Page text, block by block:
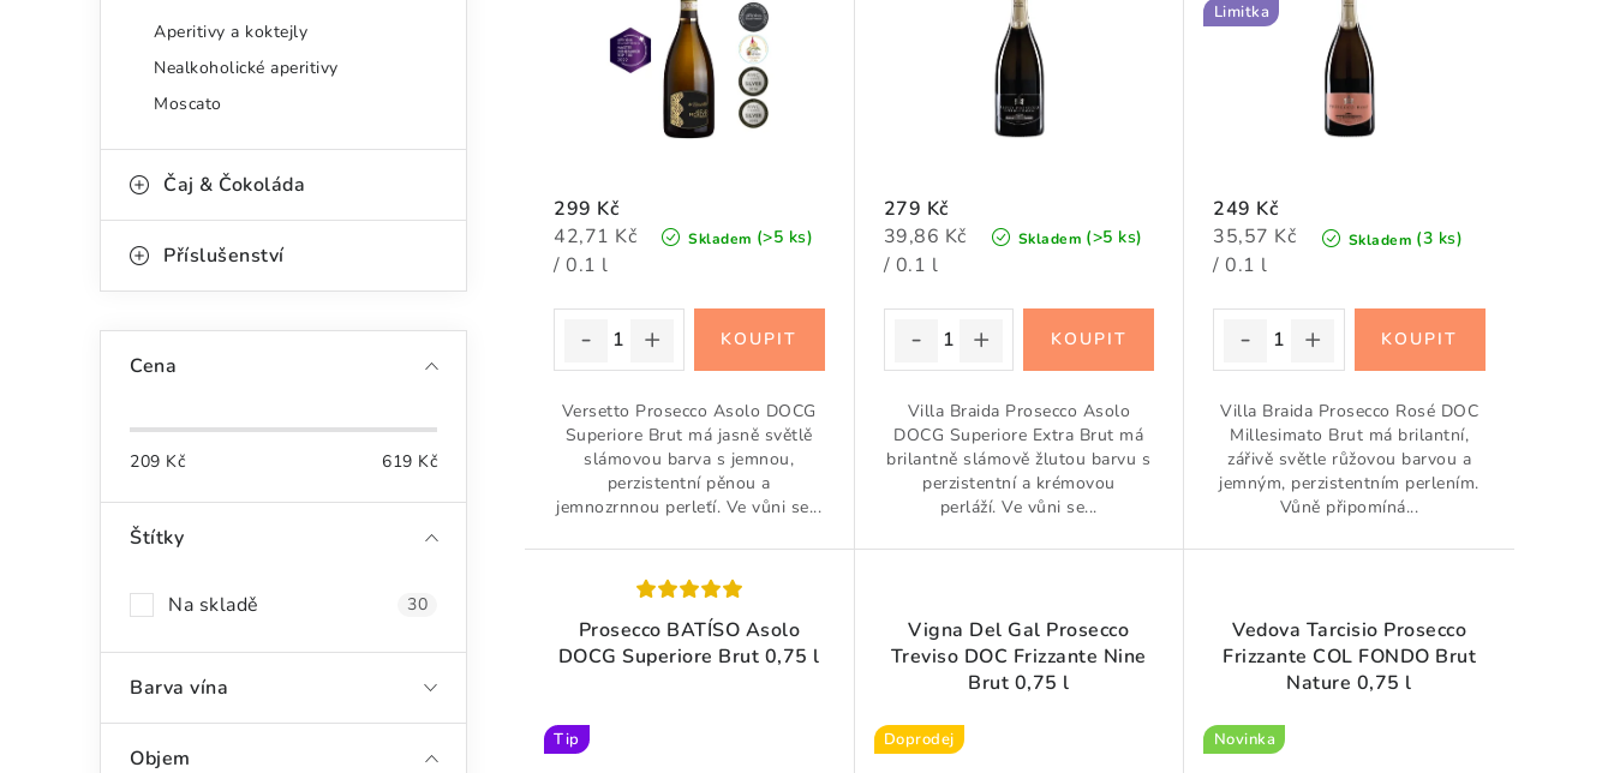
Aperitivy a koktejly
Nealkoholické aperitivy
Moscato
Čaj & Čokoláda
Příslušenství
Cena
209 Kč 619 Kč
Štítky
Na skladě 30
Barva vína
Objem
r
k
ů
Skladem (>5 ks)
299 Kč
Měrná
cena:
42,71 Kč
/ 0.1 l
Versetto Prosecco Asolo DOCG
Superiore Brut má jasně světlě
slámovou barva s jemnou,
perzistentní pěnou a
jemnozrnnou perleťí. Ve vůni se...
Skladem (>5 ks)
279 Kč
Měrná
cena:
39,86 Kč
/ 0.1 l
Villa Braida Prosecco Asolo
DOCG Superiore Extra Brut má
brilantně slámově žlutou barvu s
perzistentní a krémovou
perláží. Ve vůni se...
Limitka
Skladem (3 ks)
249 Kč
Měrná
cena:
35,57 Kč
/ 0.1 l
Villa Braida Prosecco Rosé DOC
Millesimato Brut má brilantní,
zářivě světle růžovou barvou a
jemným, perzistentním perlením.
Vůně připomíná...
Prosecco BATÍSO Asolo
DOCG Superiore Brut 0,75 l
Tip
Vigna Del Gal Prosecco
Treviso DOC Frizzante Nine
Brut 0,75 l
Doprodej
Vedova Tarcisio Prosecco
Frizzante COL FONDO Brut
Nature 0,75 l
Novinka